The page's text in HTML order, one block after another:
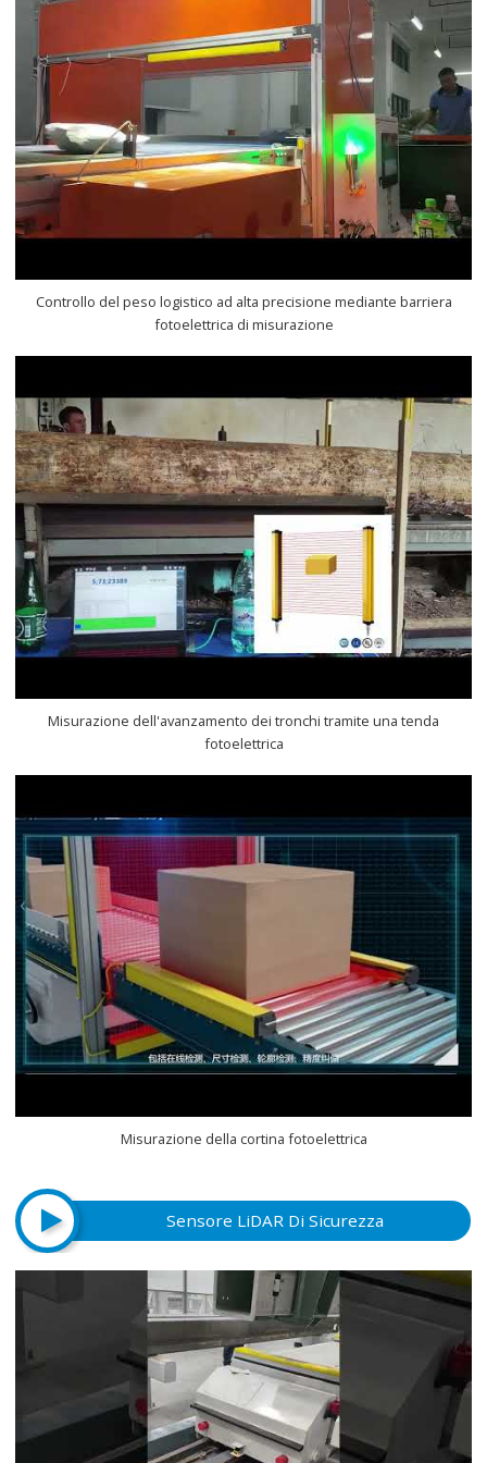
Controllo del peso logistico ad alta precisione mediante barriera
fotoelettrica di misurazione
Misurazione dell'avanzamento dei tronchi tramite una tenda
fotoelettrica
Misurazione della cortina fotoelettrica
Sensore LiDAR Di Sicurezza